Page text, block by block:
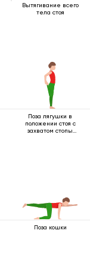
Вытягивание всего
тела стоя
Поза лягушки в
положении стоя с
захватом стопы
Поза кошки